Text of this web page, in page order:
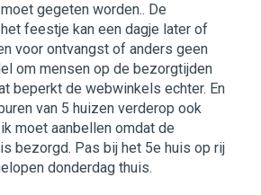
gegeten worden.. De
feestje kan een dagje later of
voor ontvangst of anders geen
om mensen op de bezorgtijden
beperkt de webwinkels echter. En
van 5 huizen verderop ook
moet aanbellen omdat de
bezorgd. Pas bij het 5e huis op rij
donderdag thuis.